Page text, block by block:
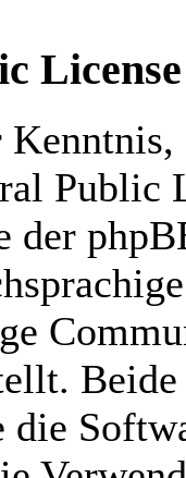
License
Public
der
die